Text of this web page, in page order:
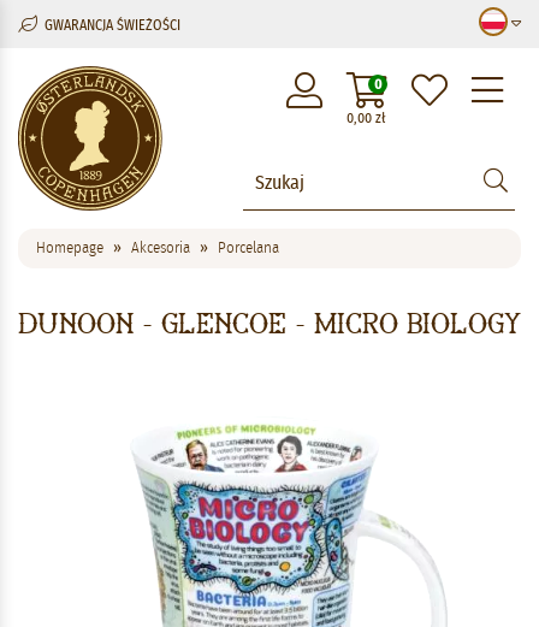
GWARANCJA ŚWIEŻOŚCI
0,00 zł
0
Homepage Akcesoria Porcelana
Dunoon - Glencoe - Micro Biology